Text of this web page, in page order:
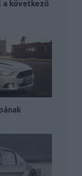
következő